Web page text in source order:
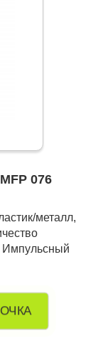
076
металл,
Импульсный